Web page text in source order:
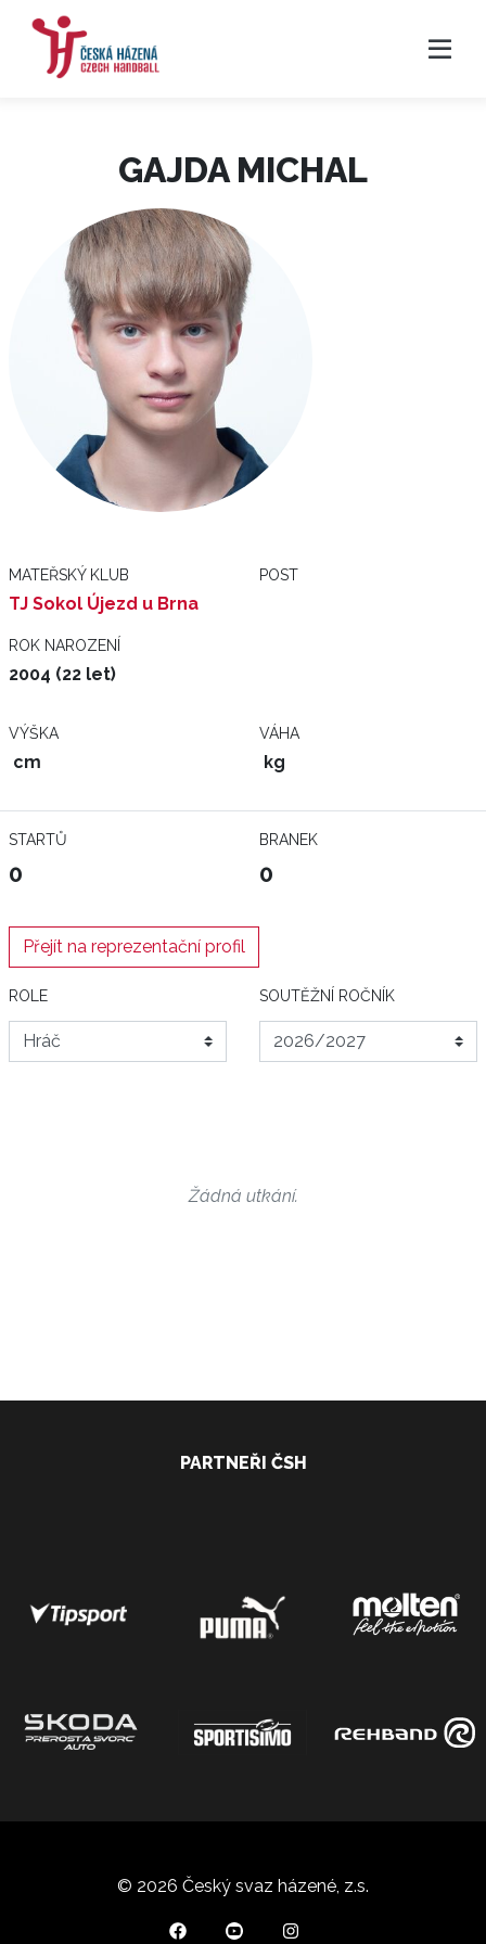
GAJDA MICHAL
MATEŘSKÝ KLUB
TJ Sokol Újezd u Brna
POST
ROK NAROZENÍ
2004 (22 let)
VÝŠKA
cm
VÁHA
kg
STARTŮ
0
BRANEK
0
Přejít na reprezentační profil
ROLE SOUTĚŽNÍ ROČNÍK
Žádná utkání.
PARTNEŘI ČSH
© 2026 Český svaz házené, z.s.